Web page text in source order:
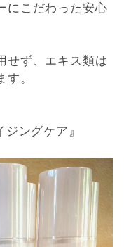
にこだわった安心
せず、エキス類は
。
ジングケア』